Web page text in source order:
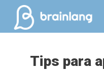
Saltar
contenido
Tips para